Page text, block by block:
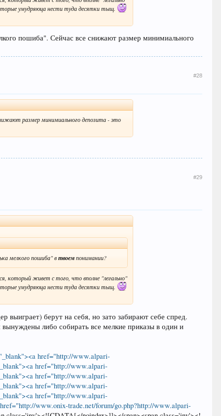
умудряюца нести туда десятки тыщ.
пошиба". Сейчас все снижают размер минимиального
#28
размер минимиального депозита - это
#29
мелкого пошиба" втвоемпонимании?
который живет с того, что вполне "легально"
умудряюца нести туда десятки тыщ.
выиграет) берут на себя, но зато забирают себе спред.
либо собирать все мелкие приказы в один и
href="http://www.alpari-
href="http://www.alpari-
href="http://www.alpari-
href="http://www.alpari-
href="http://www.alpari-
www.onix-trade.net/forum/go.php?http://www.alpari-